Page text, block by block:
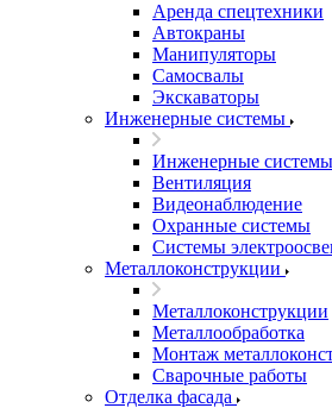
Аренда спецтехники
Автокраны
Манипуляторы
Самосвалы
Экскаваторы
Инженерные системы
Инженерные системы
Вентиляция
Видеонаблюдение
Охранные системы
Системы
Металлоконструкции
Металлоконструкции
Металлообработка
Монтаж
Сварочные работы
Отделка фасада